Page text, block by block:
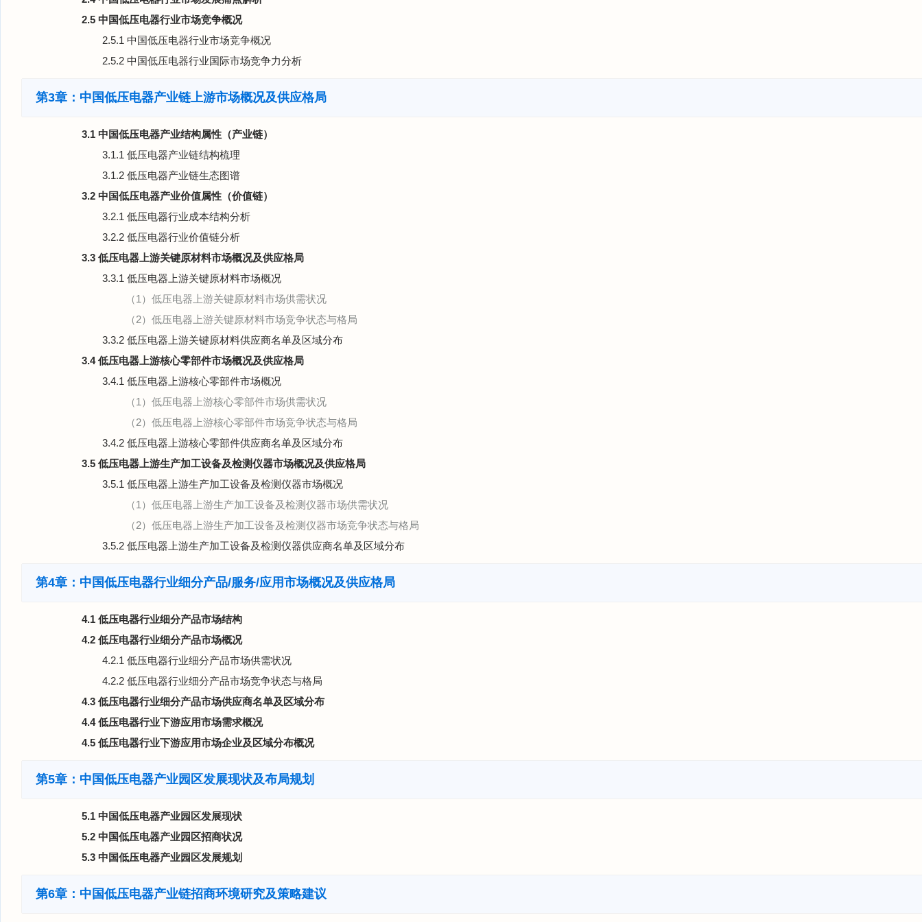
2.5 中国低压电器行业市场竞争概况
2.5.1 中国低压电器行业市场竞争概况
2.5.2 中国低压电器行业国际市场竞争力分析
第3章：中国低压电器产业链上游市场概况及供应格局
3.1 中国低压电器产业结构属性（产业链）
3.1.1 低压电器产业链结构梳理
3.1.2 低压电器产业链生态图谱
3.2 中国低压电器产业价值属性（价值链）
3.2.1 低压电器行业成本结构分析
3.2.2 低压电器行业价值链分析
3.3 低压电器上游关键原材料市场概况及供应格局
3.3.1 低压电器上游关键原材料市场概况
（1）低压电器上游关键原材料市场供需状况
（2）低压电器上游关键原材料市场竞争状态与格局
3.3.2 低压电器上游关键原材料供应商名单及区域分布
3.4 低压电器上游核心零部件市场概况及供应格局
3.4.1 低压电器上游核心零部件市场概况
（1）低压电器上游核心零部件市场供需状况
（2）低压电器上游核心零部件市场竞争状态与格局
3.4.2 低压电器上游核心零部件供应商名单及区域分布
3.5 低压电器上游生产加工设备及检测仪器市场概况及供应格局
3.5.1 低压电器上游生产加工设备及检测仪器市场概况
（1）低压电器上游生产加工设备及检测仪器市场供需状况
（2）低压电器上游生产加工设备及检测仪器市场竞争状态与格局
3.5.2 低压电器上游生产加工设备及检测仪器供应商名单及区域分布
第4章：中国低压电器行业细分产品/服务/应用市场概况及供应格局
4.1 低压电器行业细分产品市场结构
4.2 低压电器行业细分产品市场概况
4.2.1 低压电器行业细分产品市场供需状况
4.2.2 低压电器行业细分产品市场竞争状态与格局
4.3 低压电器行业细分产品市场供应商名单及区域分布
4.4 低压电器行业下游应用市场需求概况
4.5 低压电器行业下游应用市场企业及区域分布概况
第5章：中国低压电器产业园区发展现状及布局规划
5.1 中国低压电器产业园区发展现状
5.2 中国低压电器产业园区招商状况
5.3 中国低压电器产业园区发展规划
第6章：中国低压电器产业链招商环境研究及策略建议